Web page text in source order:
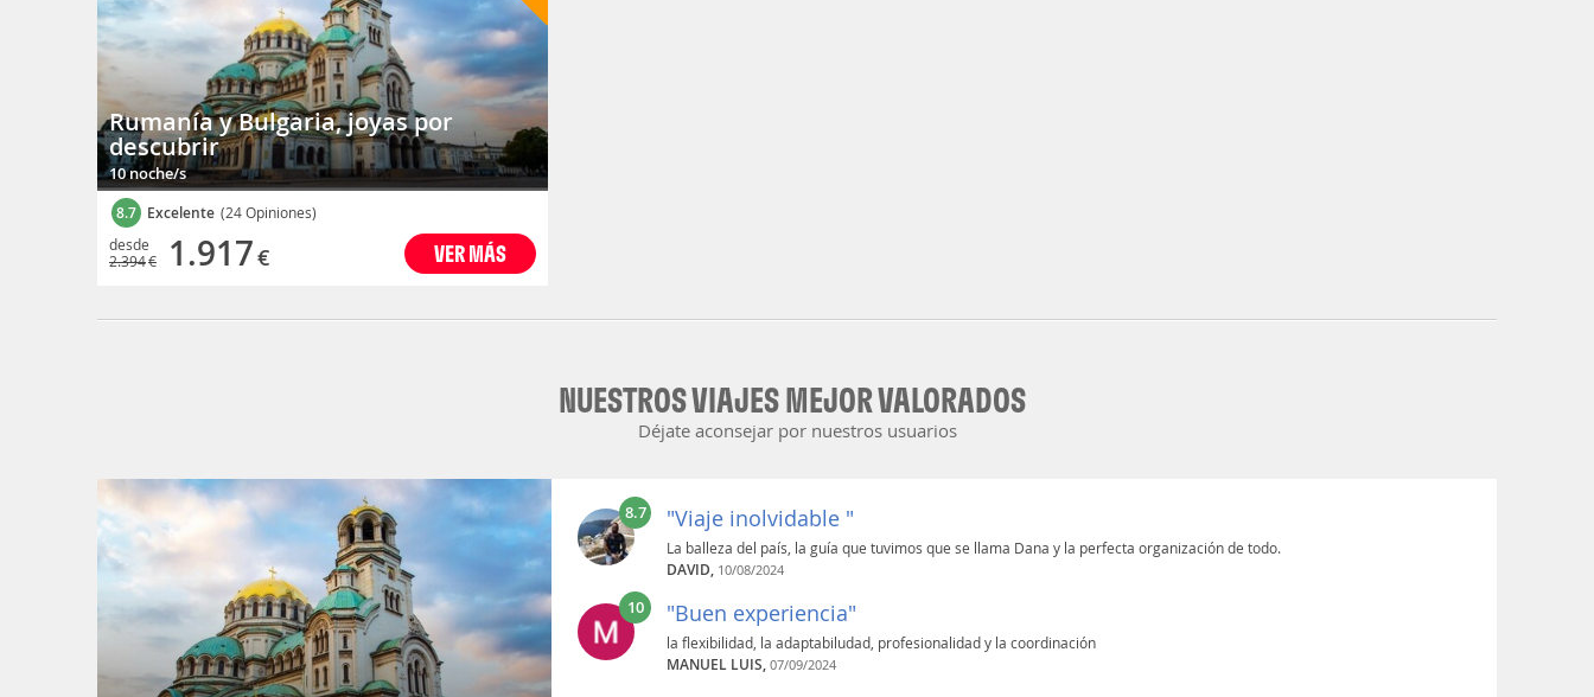
Rumanía y Bulgaria, joyas por
descubrir
10 noche/s
8.7 Excelente (24 Opiniones)
VER MÁS
desde
2.394€ 1.917€
NUESTROS VIAJES MEJOR VALORADOS
Déjate aconsejar por nuestros usuarios
8.7 "Viaje inolvidable "
La balleza del país, la guía que tuvimos que se llama Dana y la perfecta organización de todo.
DAVID, 10/08/2024
10 "Buen experiencia"
la flexibilidad, la adaptabiludad, profesionalidad y la coordinación
MANUEL LUIS, 07/09/2024